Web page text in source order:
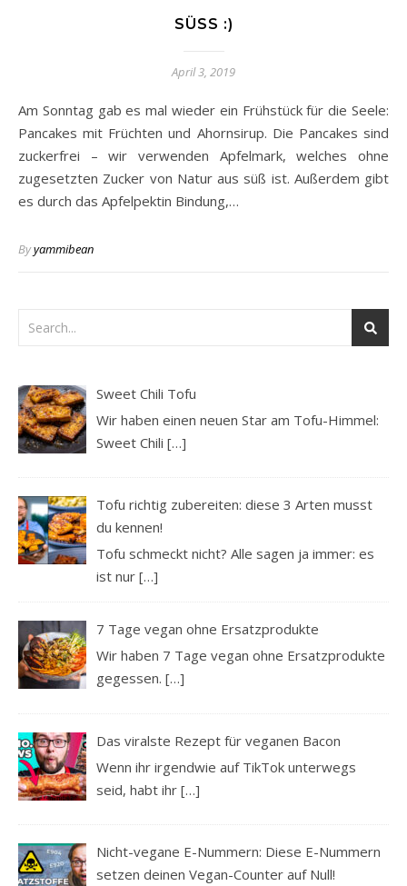
SÜSS :)
April 3, 2019
Am Sonntag gab es mal wieder ein Frühstück für die Seele:
Pancakes mit Früchten und Ahornsirup. Die Pancakes sind
zuckerfrei – wir verwenden Apfelmark, welches ohne
zugesetzten Zucker von Natur aus süß ist. Außerdem gibt
es durch das Apfelpektin Bindung,…
Byyammibean
Sweet Chili Tofu
Wir haben einen neuen Star am Tofu-Himmel:
Sweet Chili[…]
Tofu richtig zubereiten: diese 3 Arten musst
du kennen!
Tofu schmeckt nicht? Alle sagen ja immer: es
ist nur[…]
7 Tage vegan ohne Ersatzprodukte
Wir haben 7 Tage vegan ohne Ersatzprodukte
gegessen.[…]
Das viralste Rezept für veganen Bacon
Wenn ihr irgendwie auf TikTok unterwegs
seid, habt ihr[…]
Nicht-vegane E-Nummern: Diese E-Nummern
setzen deinen Vegan-Counter auf Null!